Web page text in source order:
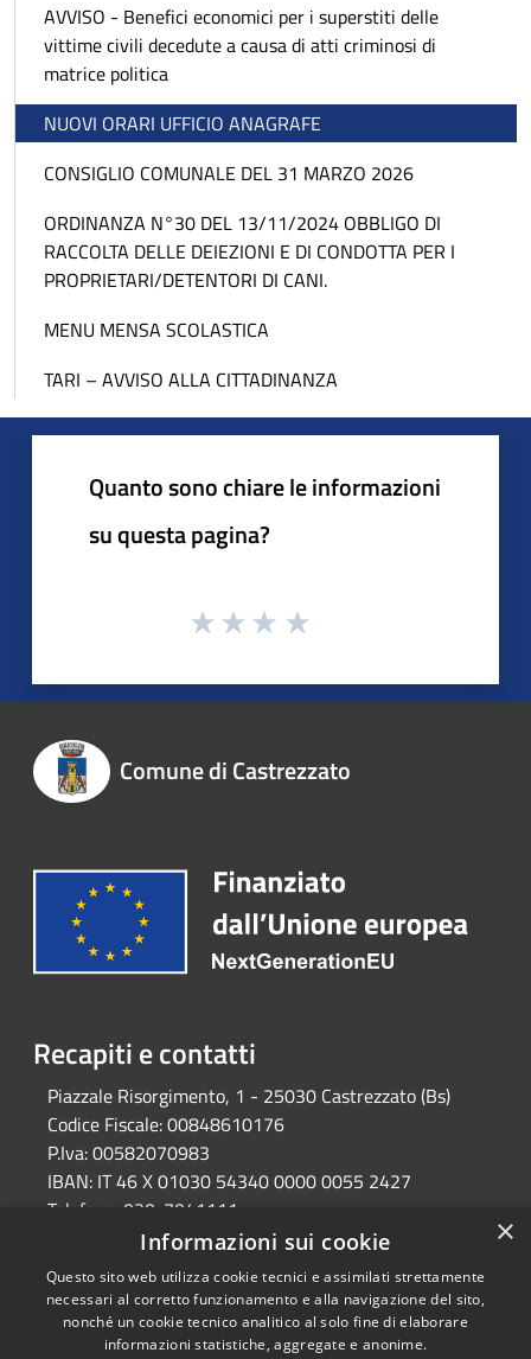
AVVISO - Benefici economici per i superstiti delle
vittime civili decedute a causa di atti criminosi di
matrice politica
NUOVI ORARI UFFICIO ANAGRAFE
CONSIGLIO COMUNALE DEL 31 MARZO 2026
ORDINANZA N°30 DEL 13/11/2024 OBBLIGO DI
RACCOLTA DELLE DEIEZIONI E DI CONDOTTA PER I
PROPRIETARI/DETENTORI DI CANI.
MENU MENSA SCOLASTICA
TARI – AVVISO ALLA CITTADINANZA
Quanto sono chiare le informazioni
su questa pagina?
Comune di Castrezzato
Recapiti e contatti
Piazzale Risorgimento, 1 - 25030 Castrezzato (Bs)
Codice Fiscale:00848610176
P.Iva:00582070983
IBAN: IT 46 X 01030 54340 0000 0055 2427
Telefono: 030-7041111
protocollo@comune.castrezzato.bs.it
Pec:
protocollo@pec.comune.castrezzato.bs.it
Copyright © 2026 • Comune di
×
Informazioni sui cookie
Questo sito web utilizza cookie tecnici e assimilati strettamente
necessari al corretto funzionamento e alla navigazione del sito,
nonché un cookie tecnico analitico al solo fine di elaborare
informazioni statistiche, aggregate e anonime.